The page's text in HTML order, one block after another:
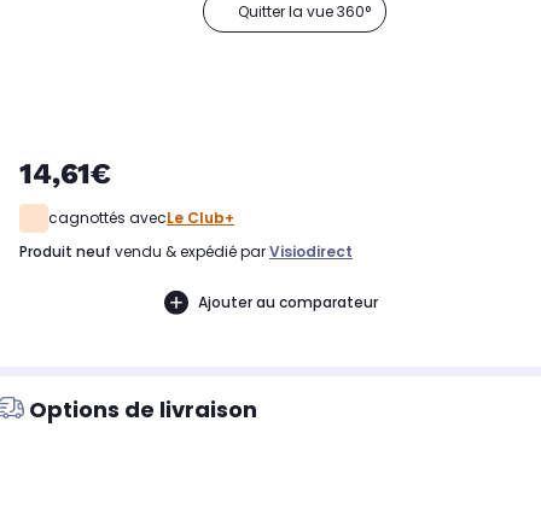
Quitter la vue 360°
14,61€
cagnottés avecLe Club+
produit neuf vendu & expédié parVisiodirect
Ajouter au comparateur
Options de livraison